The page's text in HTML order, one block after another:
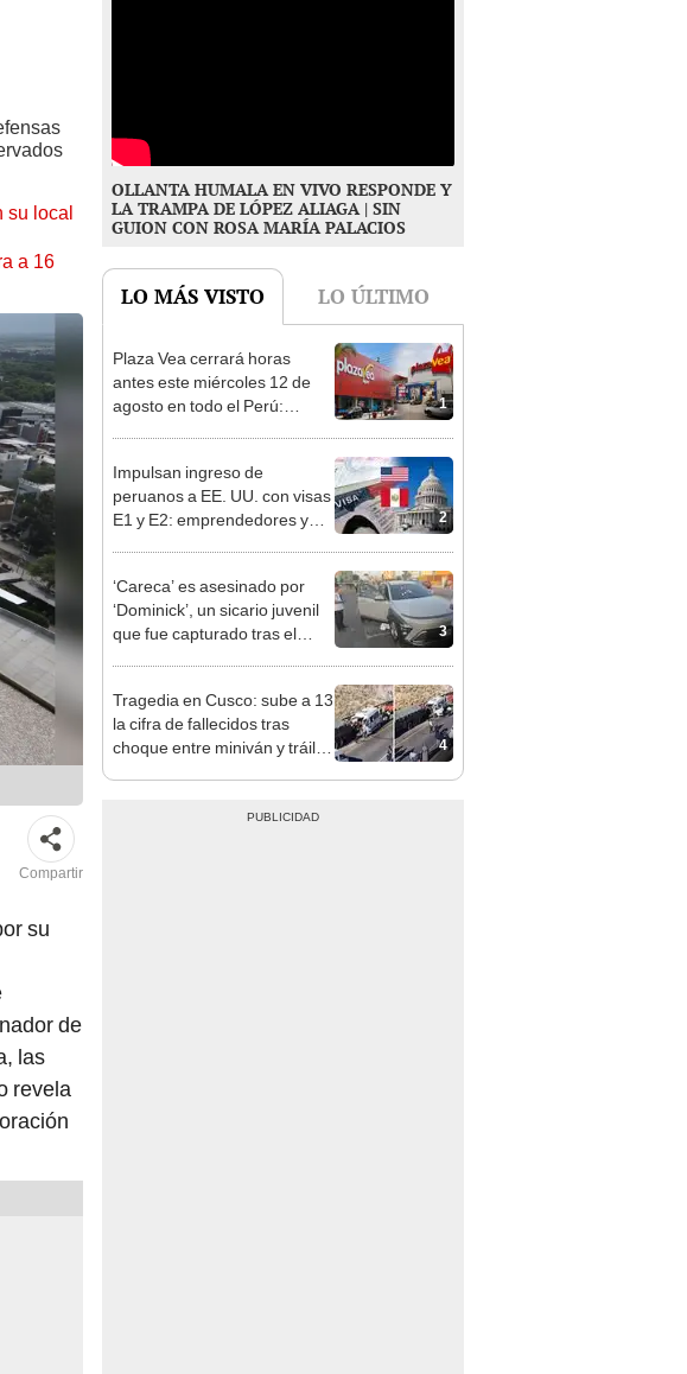
su local
a 16
Compartir
su
de
las
revela
OLLANTA HUMALA EN VIVO RESPONDE Y
LA TRAMPA DE LÓPEZ ALIAGA | SIN
GUION CON ROSA MARÍA PALACIOS
LO MÁS VISTO LO ÚLTIMO
1
Plaza Vea cerrará horas
antes este miércoles 12 de
agosto en todo el Perú:
2
Impulsan ingreso de
peruanos a EE. UU. con visas
E1 y E2: emprendedores y
3
‘Careca’ es asesinado por
‘Dominick’, un sicario juvenil
que fue capturado tras el
4
Tragedia en Cusco: sube a 13
la cifra de fallecidos tras
choque entre miniván y tráiler